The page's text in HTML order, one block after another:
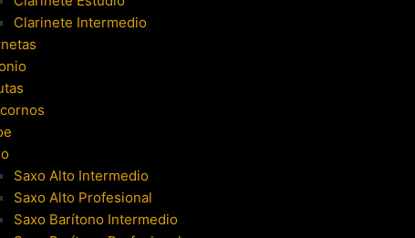
Clarinete Intermedio
Saxo Alto Intermedio
Saxo Alto Profesional
Saxo Barítono Intermedio